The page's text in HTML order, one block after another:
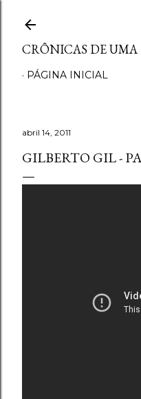
CRÔNICAS DE UMA
PÁGINA INICIAL
abril 14, 2011
GILBERTO GIL -